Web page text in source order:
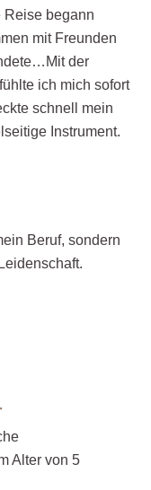
Reise begann
mit Freunden
der
ich mich sofort
schnell mein
Instrument.
Beruf, sondern
Alter von 5